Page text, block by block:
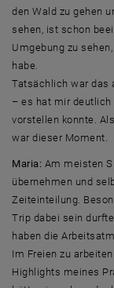
den Wald zu gehen
sehen, ist schon
Umgebung zu
habe.
Tatsächlich war das
– es hat mir
vorstellen konnte.
war dieser Moment.
Maria: Am meisten
übernehmen und
Zeiteinteilung.
Trip dabei sein
haben die
Im Freien zu
Highlights meines